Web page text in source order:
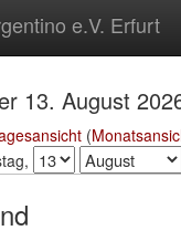
e.V. Erfurt
13. August
(